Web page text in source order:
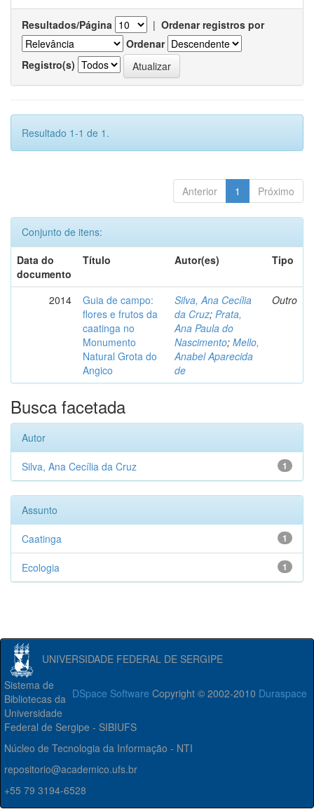
Resultados/Página | Ordenar registros por
Ordenar
Registro(s)
Resultado 1-1 de 1.
Anterior 1 Próximo
Conjunto de itens:
Data do
documento
Título Autor(es) Tipo
2014
Guia de campo:
flores e frutos da
caatinga no
Monumento
Natural Grota do
Angico
Silva, Ana Cecília
da Cruz; Prata,
Ana Paula do
Nascimento; Mello,
Anabel Aparecida
de
Outro
Busca facetada
Autor
1
Silva, Ana Cecília da Cruz
Assunto
1
Caatinga
1
Ecologia
UNIVERSIDADE FEDERAL DE SERGIPE
DSpace Software Copyright © 2002-2010 Duraspace
Sistema de
Bibliotecas da
Universidade
Federal de Sergipe - SIBIUFS
Núcleo de Tecnologia da Informação - NTI
repositorio@academico.ufs.br
+55 79 3194-6528